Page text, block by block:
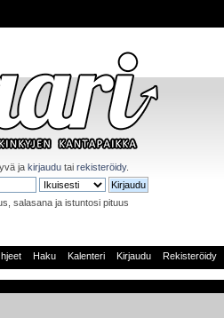
ja kirjaudu tai rekisteröidy.
salasana ja istuntosi pituus
Haku Kalenteri Kirjaudu Rekisteröidy